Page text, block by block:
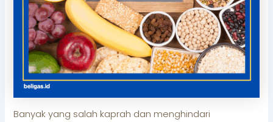
Banyak yang salah kaprah dan menghindari